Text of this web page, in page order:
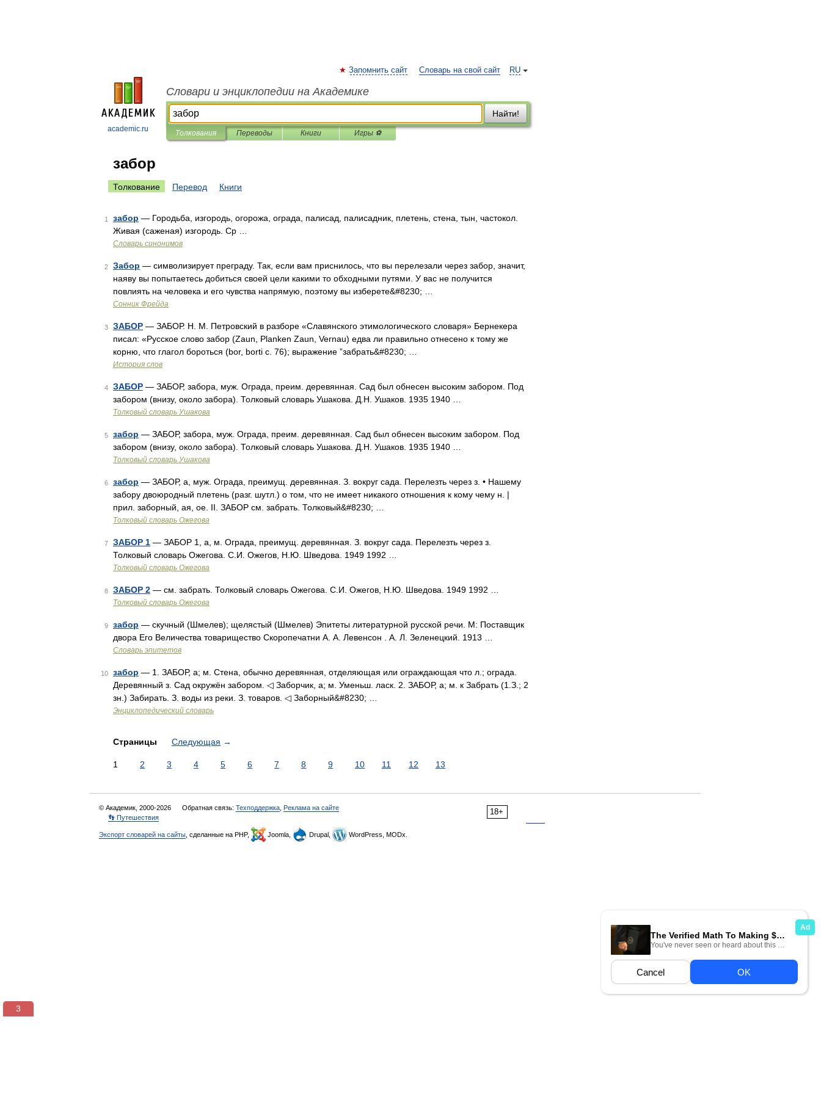
academic.ru
RU
Запомнить сайт Словарь на свой сайт
Словари и энциклопедии на Академике
Найти!
Толкования Переводы Книги Игры ⚽
забор
Толкование Перевод Книги
1 забор — Городьба, изгородь, огорожа, ограда, палисад, палисадник, плетень, стена, тын, частокол.
Живая (саженая) изгородь. Ср …
Словарь синонимов
2 Забор — символизирует преграду. Так, если вам приснилось, что вы перелезали через забор, значит,
наяву вы попытаетесь добиться своей цели какими то обходными путями. У вас не получится
повлиять на человека и его чувства напрямую, поэтому вы изберете&#8230; …
Cонник Фрейда
3 ЗАБОР — ЗАБОР. Н. М. Петровский в разборе «Славянского этимологического словаря» Бернекера
писал: «Русское слово забор (Zaun, Planken Zaun, Vernau) едва ли правильно отнесено к тому же
корню, что глагол бороться (bor, borti с. 76); выражение ”забрать&#8230; …
История слов
4 ЗАБОР — ЗАБОР, забора, муж. Ограда, преим. деревянная. Сад был обнесен высоким забором. Под
забором (внизу, около забора). Толковый словарь Ушакова. Д.Н. Ушаков. 1935 1940 …
Толковый словарь Ушакова
5 забор — ЗАБОР, забора, муж. Ограда, преим. деревянная. Сад был обнесен высоким забором. Под
забором (внизу, около забора). Толковый словарь Ушакова. Д.Н. Ушаков. 1935 1940 …
Толковый словарь Ушакова
6 забор — ЗАБОР, а, муж. Ограда, преимущ. деревянная. З. вокруг сада. Перелезть через з. • Нашему
забору двоюродный плетень (разг. шутл.) о том, что не имеет никакого отношения к кому чему н. |
прил. заборный, ая, ое. II. ЗАБОР см. забрать. Толковый&#8230; …
Толковый словарь Ожегова
7 ЗАБОР 1 — ЗАБОР 1, а, м. Ограда, преимущ. деревянная. З. вокруг сада. Перелезть через з.
Толковый словарь Ожегова. С.И. Ожегов, Н.Ю. Шведова. 1949 1992 …
Толковый словарь Ожегова
8 ЗАБОР 2 — см. забрать. Толковый словарь Ожегова. С.И. Ожегов, Н.Ю. Шведова. 1949 1992 …
Толковый словарь Ожегова
9 забор — скучный (Шмелев); щелястый (Шмелев) Эпитеты литературной русской речи. М: Поставщик
двора Его Величества товарищество Скоропечатни А. А. Левенсон . А. Л. Зеленецкий. 1913 …
Словарь эпитетов
10 забор — 1. ЗАБОР, а; м. Стена, обычно деревянная, отделяющая или ограждающая что л.; ограда.
Деревянный з. Сад окружён забором. ◁ Заборчик, а; м. Уменьш. ласк. 2. ЗАБОР, а; м. к Забрать (1.З.; 2
зн.) Забирать. З. воды из реки. З. товаров. ◁ Заборный&#8230; …
Энциклопедический словарь
Страницы Следующая →
1 2 3 4 5 6 7 8 9 10 11 12 13
18+
© Академик, 2000-2026 Обратная связь: Техподдержка Реклама на сайте
👣 Путешествия
Экспорт словарей на сайты , сделанные на PHP, Joomla, Drupal, WordPress, MODx.
3